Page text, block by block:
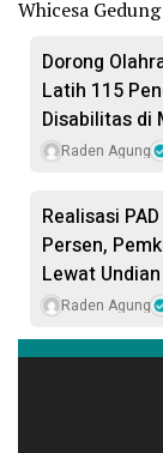
Whicesa
Dorong
Latih 115
Disabilitas di
Raden Agung
Realisasi
Persen,
Lewat
Raden Agung